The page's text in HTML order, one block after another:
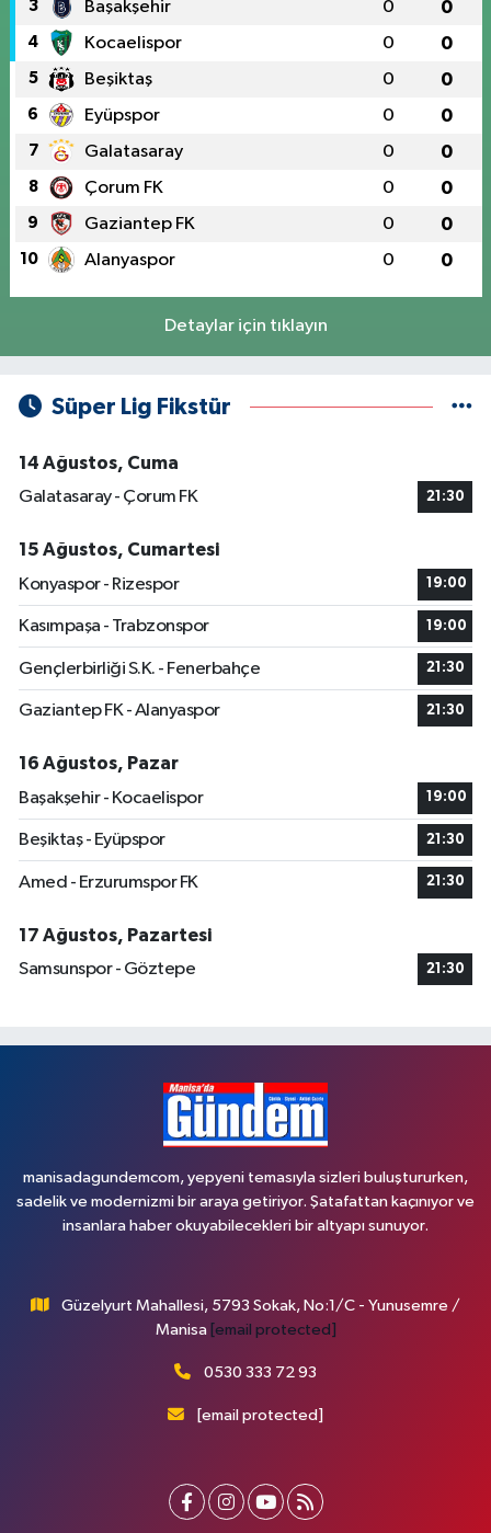
3 Başakşehir 0 0
4 Kocaelispor 0 0
5 Beşiktaş 0 0
6 Eyüpspor 0 0
7 Galatasaray 0 0
8 Çorum FK 0 0
9 Gaziantep FK 0 0
10 Alanyaspor 0 0
Detaylar için tıklayın
Süper Lig Fikstür
14 Ağustos, Cuma
Galatasaray - Çorum FK
21:30
15 Ağustos, Cumartesi
Konyaspor - Rizespor
19:00
Kasımpaşa - Trabzonspor 19:00
Gençlerbirliği S.K. - Fenerbahçe 21:30
Gaziantep FK - Alanyaspor 21:30
16 Ağustos, Pazar
Başakşehir - Kocaelispor
19:00
Beşiktaş - Eyüpspor 21:30
Amed - Erzurumspor FK 21:30
17 Ağustos, Pazartesi
Samsunspor - Göztepe
21:30
manisadagundemcom, yepyeni temasıyla sizleri buluştururken,
sadelik ve modernizmi bir araya getiriyor. Şatafattan kaçınıyor ve
insanlara haber okuyabilecekleri bir altyapı sunuyor.
Güzelyurt Mahallesi, 5793 Sokak, No:1/C - Yunusemre /
Manisa [email protected]
0530 333 72 93
[email protected]